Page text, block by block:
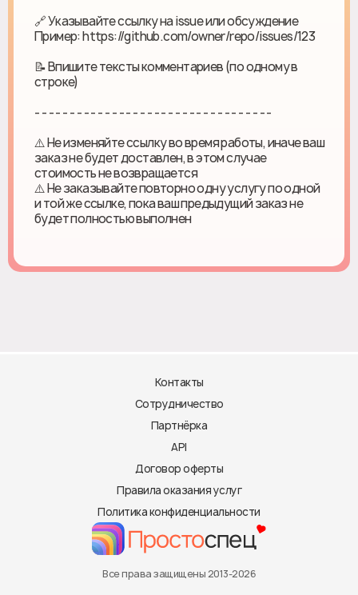
🔗 Указывайте ссылку на issue или обсуждение
Пример: https://github.com/owner/repo/issues/123
📝 Впишите тексты комментариев (по одному в
строке)
- - - - - - - - - - - - - - - - - - - - - - - - - - - - - - - - - -
⚠️ Не изменяйте ссылку во время работы, иначе ваш
заказ не будет доставлен, в этом случае
стоимость не возвращается
⚠️ Не заказывайте повторно одну услугу по одной
и той же ссылке, пока ваш предыдущий заказ не
будет полностью выполнен
Контакты
Сотрудничество
Партнёрка
API
Договор оферты
Правила оказания услуг
Политика конфиденциальности
Все права защищены 2013-2026